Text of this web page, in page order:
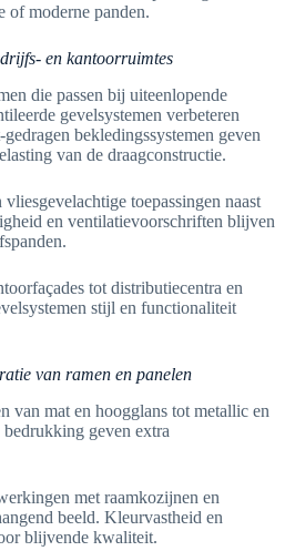
of moderne panden.
en kantoorruimtes
die passen bij uiteenlopende
gevelsystemen verbeteren
bekledingssystemen geven
van de draagconstructie.
toepassingen naast
en ventilatievoorschriften blijven
tot distributiecentra en
stijl en functionaliteit
van ramen en panelen
van mat en hoogglans tot metallic en
geven extra
met raamkozijnen en
beeld. Kleurvastheid en
blijvende kwaliteit.